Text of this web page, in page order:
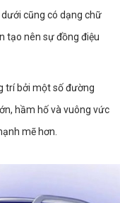
cũng có dạng chữ
tạo nên sự đồng điệu
trí bởi một số đường
hầm hố và vuông vức
mẽ hơn.